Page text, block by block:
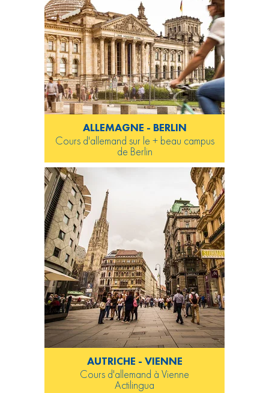
ALLEMAGNE - BERLIN
Cours d'allemand sur le + beau campus
de Berlin
AUTRICHE - VIENNE
Cours d'allemand à Vienne
Actilingua